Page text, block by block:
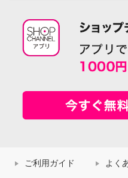
ご利用ガイド よく